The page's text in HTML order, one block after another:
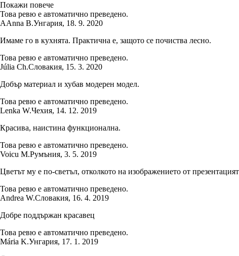
Покажи повече
Това ревю е автоматично преведено.
AAnna B.Унгария, 18. 9. 2020
Имаме го в кухнята. Практична е, защото се почиства лесно.
Това ревю е автоматично преведено.
Júlia Ch.Словакия, 15. 3. 2020
Добър материал и хубав модерен модел.
Това ревю е автоматично преведено.
Lenka W.Чехия, 14. 12. 2019
Красива, наистина функционална.
Това ревю е автоматично преведено.
Voicu M.Румъния, 3. 5. 2019
Цветът му е по-светъл, отколкото на изображението от
Това ревю е автоматично преведено.
Andrea W.Словакия, 16. 4. 2019
Добре поддържан красавец
Това ревю е автоматично преведено.
Mária K.Унгария, 17. 1. 2019